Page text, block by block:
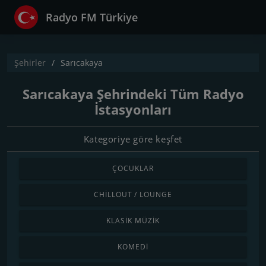
Radyo FM Türkiye
Şehirler Sarıcakaya
Sarıcakaya Şehrindeki Tüm Radyo
İstasyonları
Kategoriye göre keşfet
ÇOCUKLAR
CHILLOUT / LOUNGE
KLASIK MÜZIK
KOMEDI